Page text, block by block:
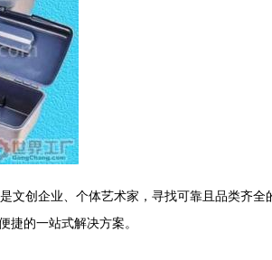
创企业、个体艺术家，寻找可靠且品类齐全
的一站式解决方案。